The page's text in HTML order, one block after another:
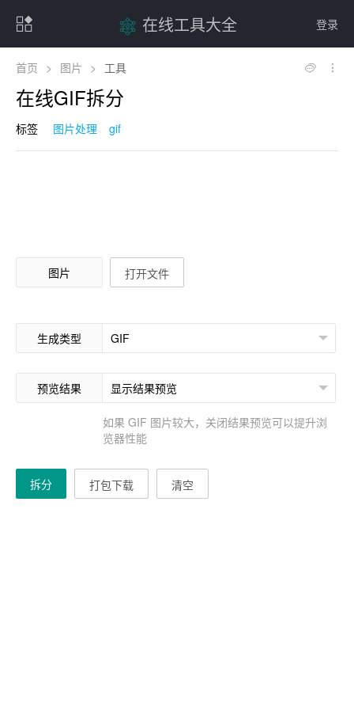
登录
在线工具大全
首页 > 图片 > 工具
在线GIF拆分
标签 图片处理 gif
图片 打开文件
生成类型
预览结果
如果 GIF 图片较大，关闭结果预览可以提升浏
览器性能
拆分 打包下载 清空